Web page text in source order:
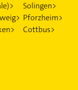
Solingen>
Pforzheim>
Cottbus>